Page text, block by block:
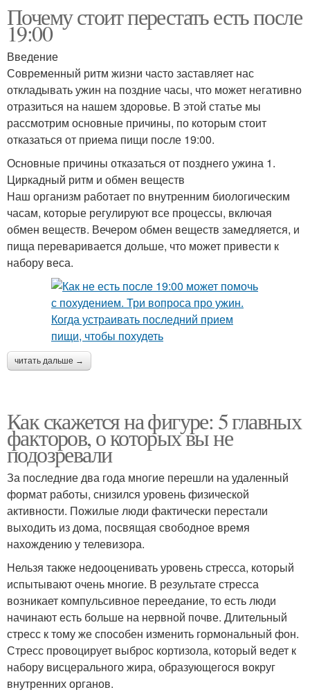
Почему стоит перестать есть после
19:00
Введение
Современный ритм жизни часто заставляет нас
откладывать ужин на поздние часы, что может негативно
отразиться на нашем здоровье. В этой статье мы
рассмотрим основные причины, по которым стоит
отказаться от приема пищи после 19:00.
Основные причины отказаться от позднего ужина 1.
Циркадный ритм и обмен веществ
Наш организм работает по внутренним биологическим
часам, которые регулируют все процессы, включая
обмен веществ. Вечером обмен веществ замедляется, и
пища переваривается дольше, что может привести к
набору веса.
читать дальше →
Как скажется на фигуре: 5 главных
факторов, о которых вы не
подозревали
За последние два года многие перешли на удаленный
формат работы, снизился уровень физической
активности. Пожилые люди фактически перестали
выходить из дома, посвящая свободное время
нахождению у телевизора.
Нельзя также недооценивать уровень стресса, который
испытывают очень многие. В результате стресса
возникает компульсивное переедание, то есть люди
начинают есть больше на нервной почве. Длительный
стресс к тому же способен изменить гормональный фон.
Стресс провоцирует выброс кортизола, который ведет к
набору висцерального жира, образующегося вокруг
внутренних органов.